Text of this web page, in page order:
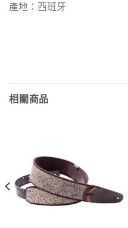
產地：西班牙
相關商品